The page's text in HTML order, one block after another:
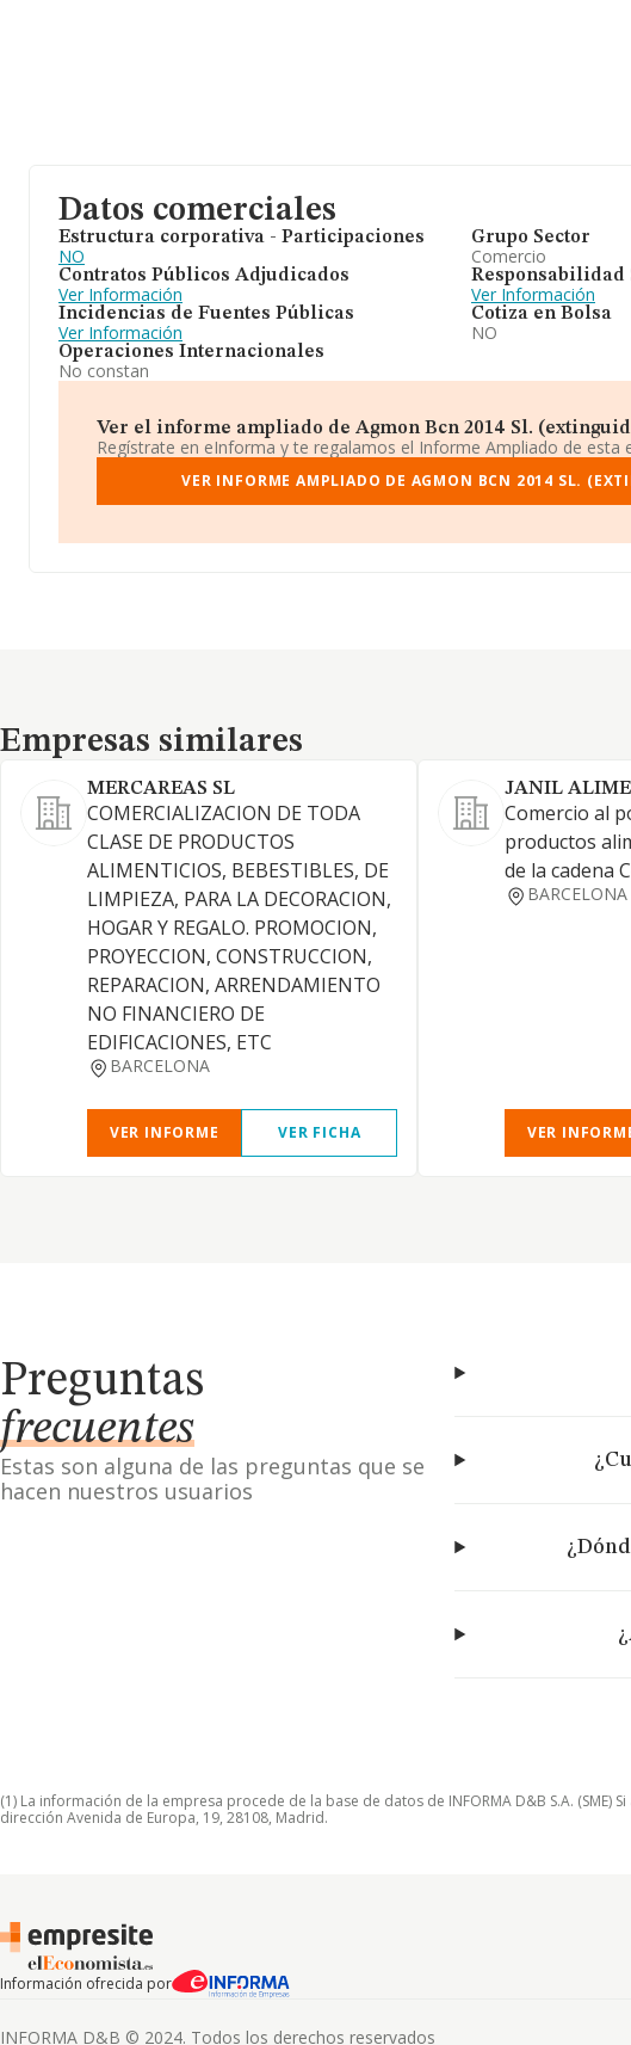
Datos comerciales
Estructura corporativa - Participaciones
NO
Contratos Públicos Adjudicados
Ver Información
Incidencias de Fuentes Públicas
Ver Información
Operaciones Internacionales
No constan
Grupo Sector
Comercio
Ver Información
Cotiza en Bolsa
NO
Ver el informe ampliado de Agmon Bcn 2014 Sl.
Regístrate en eInforma y te regalamos el Informe Ampliado de esta
VER INFORME AMPLIADO DE AGMON BCN 2014 SL.
Empresas similares
Empresas similares
MERCAREAS SL
COMERCIALIZACION DE TODA
CLASE DE PRODUCTOS
ALIMENTICIOS, BEBESTIBLES, DE
LIMPIEZA, PARA LA DECORACION,
HOGAR Y REGALO. PROMOCION,
PROYECCION, CONSTRUCCION,
REPARACION, ARRENDAMIENTO
NO FINANCIERO DE
EDIFICACIONES, ETC
BARCELONA
VER INFORME VER FICHA
JANIL
Comercio al
productos
de la cadena
BARCELONA
VER
Preguntas
frecuentes
Estas son alguna de las preguntas que se
hacen nuestros usuarios
(1) La información de la empresa procede de la base de datos de INFORMA D&B S.A.
dirección Avenida de Europa, 19, 28108, Madrid.
Información ofrecida por
INFORMA D&B © 2024. Todos los derechos reservados